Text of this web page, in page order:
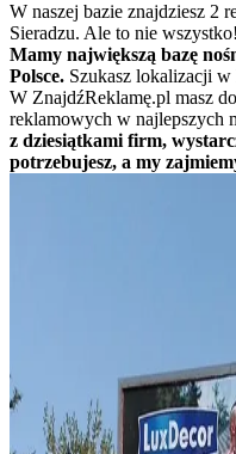
W naszej bazie znajdziesz 2
Sieradzu. Ale to nie wszystko!
Mamy największą bazę
Polsce. Szukasz lokalizacji w
W ZnajdźReklamę.pl masz
reklamowych w najlepszych
z dziesiątkami firm,
potrzebujesz, a my